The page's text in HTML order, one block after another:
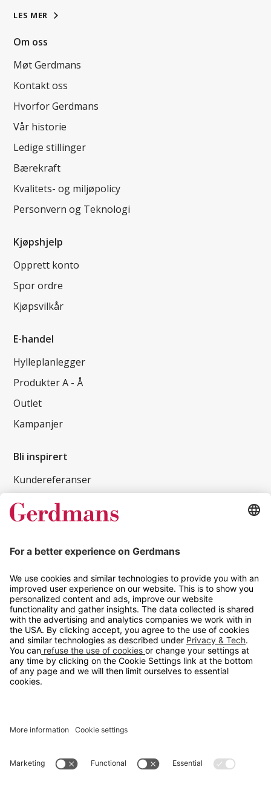
LES MER
Om oss
Møt Gerdmans
Kontakt oss
Hvorfor Gerdmans
Vår historie
Ledige stillinger
Bærekraft
Kvalitets- og miljøpolicy
Personvern og Teknologi
Kjøpshjelp
Opprett konto
Spor ordre
Kjøpsvilkår
E-handel
Hylleplanlegger
Produkter A - Å
Outlet
Kampanjer
Bli inspirert
Kundereferanser
Magasin
Tips og guider
Kontakt
info@gerdmans.no
67 80 56 20
Åpningstid
Hverdager 08:00-16:00